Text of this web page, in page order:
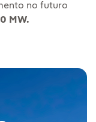
no futuro
MW.